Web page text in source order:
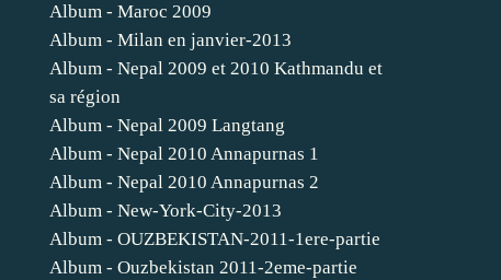
Album - Maroc 2009
Album - Milan en janvier-2013
Album - Nepal 2009 et 2010 Kathmandu et
sa région
Album - Nepal 2009 Langtang
Album - Nepal 2010 Annapurnas 1
Album - Nepal 2010 Annapurnas 2
Album - New-York-City-2013
Album - OUZBEKISTAN-2011-1ere-partie
Album - Ouzbekistan 2011-2eme-partie